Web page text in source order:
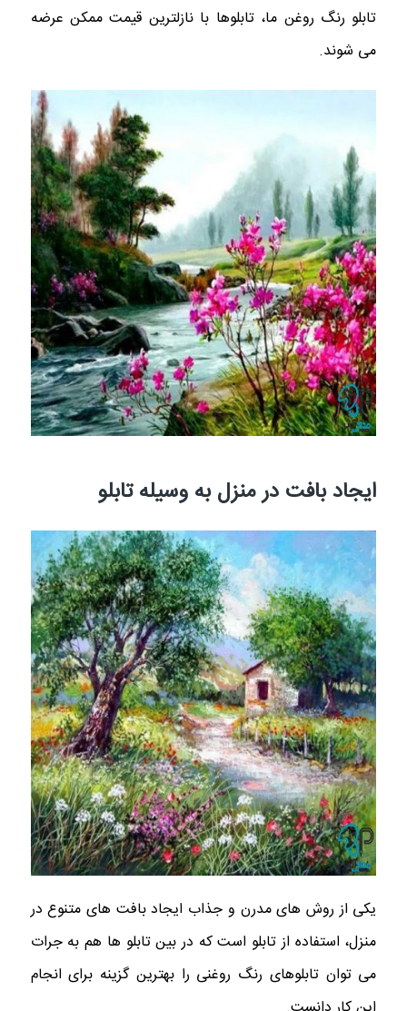
تابلو رنگ روغن ما، تابلوها با نازلترین قیمت ممکن عرضه
می شوند.
ایجاد بافت در منزل به وسیله تابلو
یکی از روش های مدرن و جذاب ایجاد بافت های متنوع در
منزل، استفاده از تابلو است که در بین تابلو ها هم به جرات
می توان تابلوهای رنگ روغنی را بهترین گزینه برای انجام